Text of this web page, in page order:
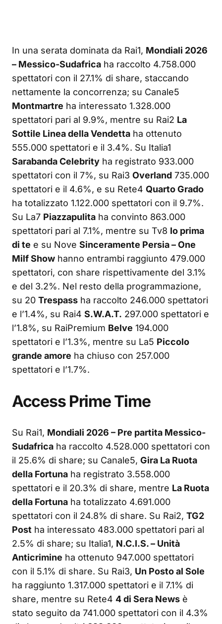
In una serata dominata da Rai1, Mondiali 2026
– Messico-Sudafrica ha raccolto 4.758.000
spettatori con il 27.1% di share, staccando
nettamente la concorrenza; su Canale5
Montmartre ha interessato 1.328.000
spettatori pari al 9.9%, mentre su Rai2 La
Sottile Linea della Vendetta ha ottenuto
555.000 spettatori e il 3.4%. Su Italia1
Sarabanda Celebrity ha registrato 933.000
spettatori con il 7%, su Rai3 Overland 735.000
spettatori e il 4.6%, e su Rete4 Quarto Grado
ha totalizzato 1.122.000 spettatori con il 9.7%.
Su La7 Piazzapulita ha convinto 863.000
spettatori pari al 7.1%, mentre su Tv8 Io prima
di te e su Nove Sinceramente Persia – One
Milf Show hanno entrambi raggiunto 479.000
spettatori, con share rispettivamente del 3.1%
e del 3.2%. Nel resto della programmazione,
su 20 Trespass ha raccolto 246.000 spettatori
e l’1.4%, su Rai4 S.W.A.T. 297.000 spettatori e
l’1.8%, su RaiPremium Belve 194.000
spettatori e l’1.3%, mentre su La5 Piccolo
grande amore ha chiuso con 257.000
spettatori e l’1.7%.
Access Prime Time
Su Rai1, Mondiali 2026 – Pre partita Messico-
Sudafrica ha raccolto 4.528.000 spettatori con
il 25.6% di share; su Canale5, Gira La Ruota
della Fortuna ha registrato 3.558.000
spettatori e il 20.3% di share, mentre La Ruota
della Fortuna ha totalizzato 4.691.000
spettatori con il 24.8% di share. Su Rai2, TG2
Post ha interessato 483.000 spettatori pari al
2.5% di share; su Italia1, N.C.I.S. – Unità
Anticrimine ha ottenuto 947.000 spettatori
con il 5.1% di share. Su Rai3, Un Posto al Sole
ha raggiunto 1.317.000 spettatori e il 7.1% di
share, mentre su Rete4 4 di Sera News è
stato seguito da 741.000 spettatori con il 4.3%